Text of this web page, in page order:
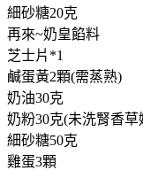
細砂糖20克
再來~奶皇餡料
芝士片*1
鹹蛋黃2顆(需蒸熟)
奶油30克
奶粉30克(未洗腎香草
細砂糖50克
雞蛋3顆